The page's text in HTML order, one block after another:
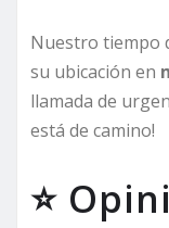
Nuestro tiempo
su ubicación en
llamada de
está de camino!
⭐